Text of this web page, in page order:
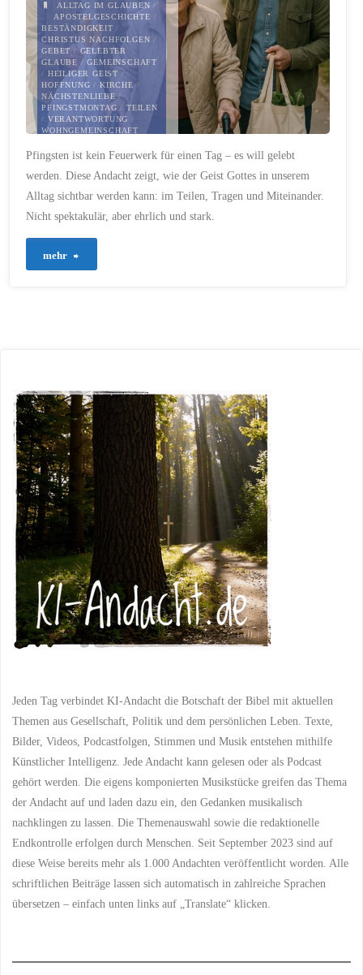
ALLTAG IM GLAUBEN /
APOSTELGESCHICHTE /
BESTÄNDIGKEIT /
CHRISTUS NACHFOLGEN /
GEBET /GELEBTER
GLAUBE /GEMEINSCHAFT
/ HEILIGER GEIST /
HOFFNUNG / KIRCHE/
NÄCHSTENLIEBE/
PFINGSTMONTAG / TEILEN
/ VERANTWORTUNG /
WOHNGEMEINSCHAFT
9. JUNI 2025
Pfingsten ist kein Feuerwerk für einen Tag – es will gelebt
werden. Diese Andacht zeigt, wie der Geist Gottes in unserem
Alltag sichtbar werden kann: im Teilen, Tragen und Miteinander.
Nicht spektakulär, aber ehrlich und stark.
mehr
Jeden Tag verbindet KI-Andacht die Botschaft der Bibel mit aktuellen
Themen aus Gesellschaft, Politik und dem persönlichen Leben. Texte,
Bilder, Videos, Podcastfolgen, Stimmen und Musik entstehen mithilfe
Künstlicher Intelligenz. Jede Andacht kann gelesen oder als Podcast
gehört werden. Die eigens komponierten Musikstücke greifen das Thema
der Andacht auf und laden dazu ein, den Gedanken musikalisch
nachklingen zu lassen. Die Themenauswahl sowie die redaktionelle
Endkontrolle erfolgen durch Menschen. Seit September 2023 sind auf
diese Weise bereits mehr als 1.000 Andachten veröffentlicht worden. Alle
schriftlichen Beiträge lassen sich automatisch in zahlreiche Sprachen
übersetzen – einfach unten links auf „Translate“ klicken.